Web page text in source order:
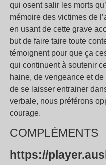
qui osent salir les morts
mémoire des victimes de
en usant de cette grave
but de faire taire toute
témoignent pour que ça
qui continuent à soutenir
haine, de vengeance et
de se laisser entrainer
verbale, nous préférons
courage.
COMPLÉMENTS
https://